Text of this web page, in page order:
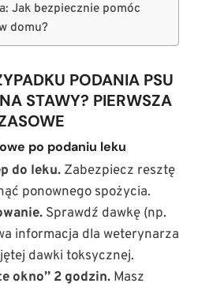
Jak bezpiecznie pomóc
domu?
PODANIA PSU
STAWY? PIERWSZA
po podaniu leku
do leku. Zabezpiecz resztę
ponownego spożycia.
Sprawdź dawkę (np.
informacja dla weterynarza
dawki toksycznej.
okno” 2 godzin. Masz